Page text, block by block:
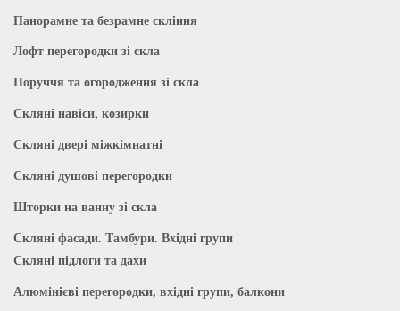
Панорамне та безрамне скління
Лофт перегородки зі скла
Поруччя та огородження зі скла
Скляні навіси, козирки
Скляні двері міжкімнатні
Скляні душові перегородки
Шторки на ванну зі скла
Скляні фасади. Тамбури. Вхідні групи
Скляні підлоги та дахи
Алюмінієві перегородки, вхідні групи, балкони